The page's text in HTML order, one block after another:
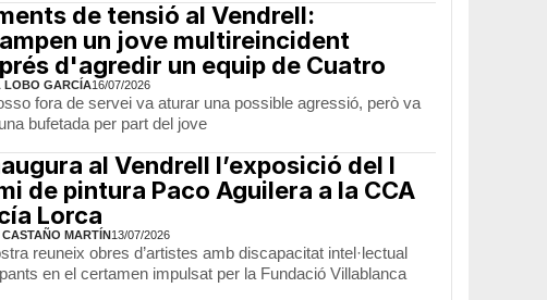
de tensió al Vendrell:
un jove multireincident
d'agredir un equip de Cuatro
LOBO GARCÍA16/07/2026
fora de servei va aturar una possible agressió, però va
bufetada per part del jove
al Vendrell l’exposició del I
de pintura Paco Aguilera a la CCA
Lorca
MARTÍN13/07/2026
reuneix obres d’artistes amb discapacitat intel·lectual
en el certamen impulsat per la Fundació Villablanca